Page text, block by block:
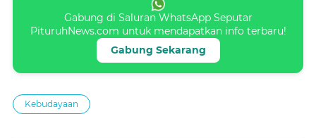
Gabung di Saluran WhatsApp Seputar
PituruhNews.com untuk mendapatkan info terbaru!
Gabung Sekarang
Kebudayaan